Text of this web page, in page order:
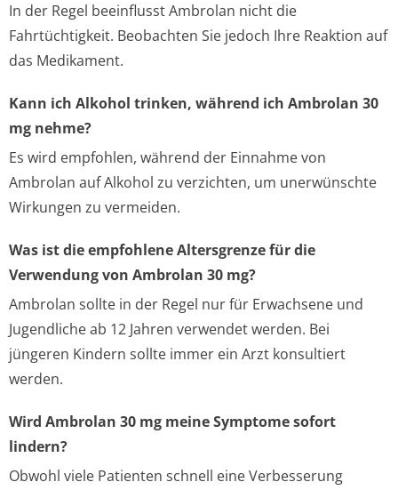
In der Regel beeinflusst Ambrolan nicht die
Fahrtüchtigkeit. Beobachten Sie jedoch Ihre Reaktion auf
das Medikament.
Kann ich Alkohol trinken, während ich Ambrolan 30
mg nehme?
Es wird empfohlen, während der Einnahme von
Ambrolan auf Alkohol zu verzichten, um unerwünschte
Wirkungen zu vermeiden.
Was ist die empfohlene Altersgrenze für die
Verwendung von Ambrolan 30 mg?
Ambrolan sollte in der Regel nur für Erwachsene und
Jugendliche ab 12 Jahren verwendet werden. Bei
jüngeren Kindern sollte immer ein Arzt konsultiert
werden.
Wird Ambrolan 30 mg meine Symptome sofort
lindern?
Obwohl viele Patienten schnell eine Verbesserung